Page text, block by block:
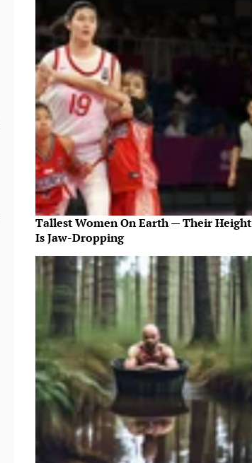
Tallest Women On Earth — Their Height
Is Jaw-Dropping